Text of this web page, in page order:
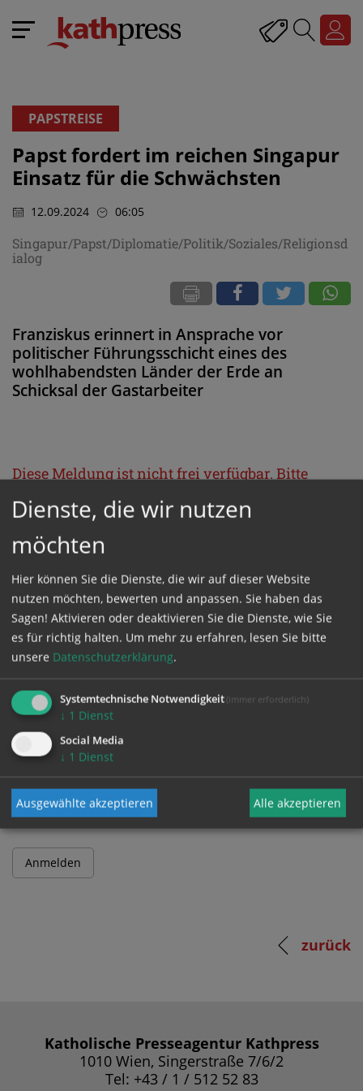
PAPSTREISE
Papst fordert im reichen Singapur
Einsatz für die Schwächsten
12.09.2024 06:05
Singapur/Papst/Diplomatie/Politik/Soziales/Religionsd
ialog
Franziskus erinnert in Ansprache vor
politischer Führungsschicht eines des
wohlhabendsten Länder der Erde an
Schicksal der Gastarbeiter
Diese Meldung ist nicht frei verfügbar. Bitte
loggen Sie sich ein, oder bestellen Sie das
ProduktKathpress_online.
GESCHÜTZTER BEREICH
Bitte melden Sie sich mit Ihrem Benutzernamen
und Passwort an.
Benutzername
zurück
Katholische Presseagentur Kathpress
1010 Wien, Singerstraße 7/6/2
Tel: +43 / 1 / 512 52 83
Dienste, die wir nutzen
möchten
Hier können Sie die Dienste, die wir auf dieser Website
nutzen möchten, bewerten und anpassen. Sie haben das
Sagen! Aktivieren oder deaktivieren Sie die Dienste, wie Sie
es für richtig halten. Um mehr zu erfahren, lesen Sie bitte
unsere Datenschutzerklärung.
Systemtechnische Notwendigkeit (immer erforderlich)
↓ 1 Dienst
Social Media
↓ 1 Dienst
Ausgewählte akzeptieren Alle akzeptieren